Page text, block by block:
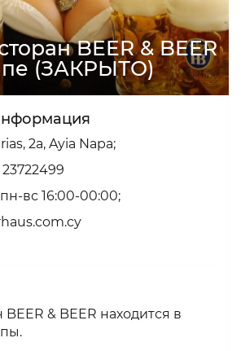
BEER & BEER
(ЗАКРЫТО)
2a, Ayia Napa;
23722499
пн-вс 16:00-00:00;
& BEER находится в